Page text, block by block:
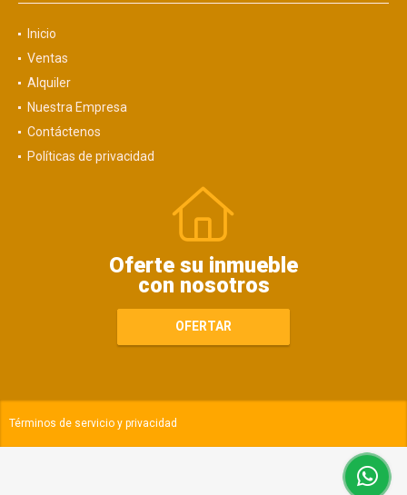
Inicio
Ventas
Alquiler
Nuestra Empresa
Contáctenos
Políticas de privacidad
Oferte su inmueble
con nosotros
OFERTAR
Términos de servicio y privacidad